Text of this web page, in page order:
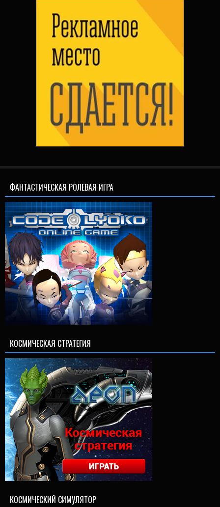
ФАНТАСТИЧЕСКАЯ РОЛЕВАЯ ИГРА
КОСМИЧЕСКАЯ СТРАТЕГИЯ
КОСМИЧЕСКИЙ СИМУЛЯТОР